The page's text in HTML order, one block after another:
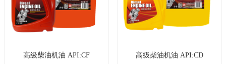
高级柴油机油 API:CF 高级柴油机油 API:CD